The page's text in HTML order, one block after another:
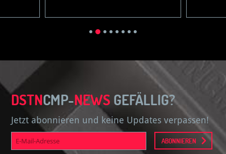
DSTNCMP-NEWS GEFÄLLIG?
Jetzt abonnieren und keine Updates verpassen!
Mail-
ABONNIEREN